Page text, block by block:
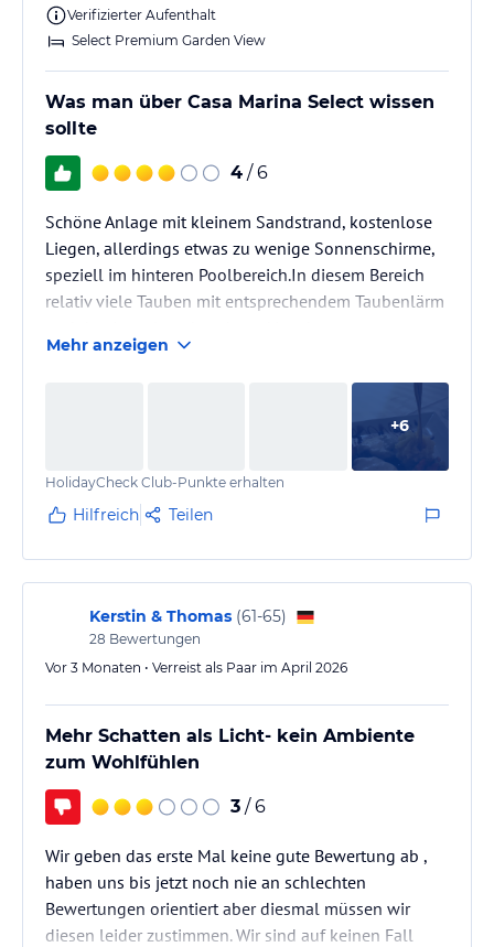
Verifizierter Aufenthalt
Select Premium Garden View
Was man über Casa Marina Select wissen
sollte
4 / 6
Schöne Anlage mit kleinem Sandstrand, kostenlose
Liegen, allerdings etwas zu wenige Sonnenschirme,
speziell im hinteren Poolbereich.In diesem Bereich
relativ viele Tauben mit entsprechendem Taubenlärm
Abgesehen davon relativ ruhig,es sei den an
Wochenenden wenn viele junge Dominikaner einen
eingerichtet.Klima, Minibar.
Mehr anzeigen
+6
HolidayCheck Club-Punkte erhalten
Hilfreich Teilen
Kerstin & Thomas (61-65)
28 Bewertungen
Vor 3 Monaten • Verreist als Paar im April 2026
Mehr Schatten als Licht- kein Ambiente
zum Wohlfühlen
3 / 6
Wir geben das erste Mal keine gute Bewertung ab ,
haben uns bis jetzt noch nie an schlechten
Bewertungen orientiert aber diesmal müssen wir
diesen leider zustimmen. Wir sind auf keinen Fall